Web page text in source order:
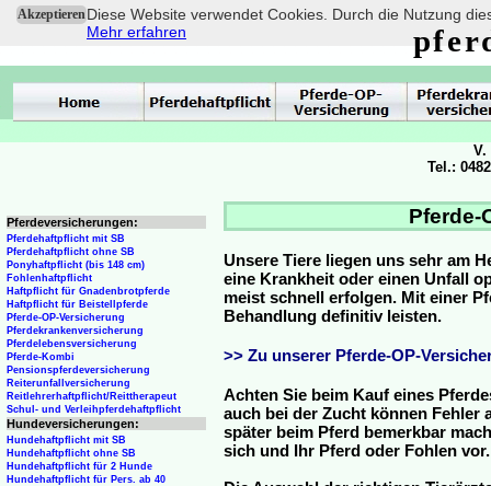
AkzeptierenDiese Website verwendet Cookies. Durch die Nutzung
Mehr erfahren
Pferde-
Unsere Tiere liegen uns sehr am
eine Krankheit oder einen Unfall
meist schnell erfolgen. Mit einer
Behandlung definitiv leisten.
>> Zu unserer Pferde-OP-
Achten Sie beim Kauf eines
auch bei der Zucht können Fehler
später beim Pferd bemerkbar
sich und Ihr Pferd oder Fohlen vor.
Pferdeversicherungen:
Pferdehaftpflicht mit SB
Pferdehaftpflicht ohne SB
Ponyhaftpflicht (bis 148 cm)
Fohlenhaftpflicht
Haftpflicht für Gnadenbrotpferde
Haftpflicht für Beistellpferde
Pferde-OP-Versicherung
Pferdekrankenversicherung
Pferdelebensversicherung
Pferde-Kombi
Pensionspferdeversicherung
Reiterunfallversicherung
Reitlehrerhaftpflicht/Reittherapeut
Schul- und Verleihpferdehaftpflicht
Hundeversicherungen:
Hundehaftpflicht mit SB
Hundehaftpflicht ohne SB
Hundehaftpflicht für 2 Hunde
Hundehaftpflicht für Pers. ab 40
V.
Tel.: